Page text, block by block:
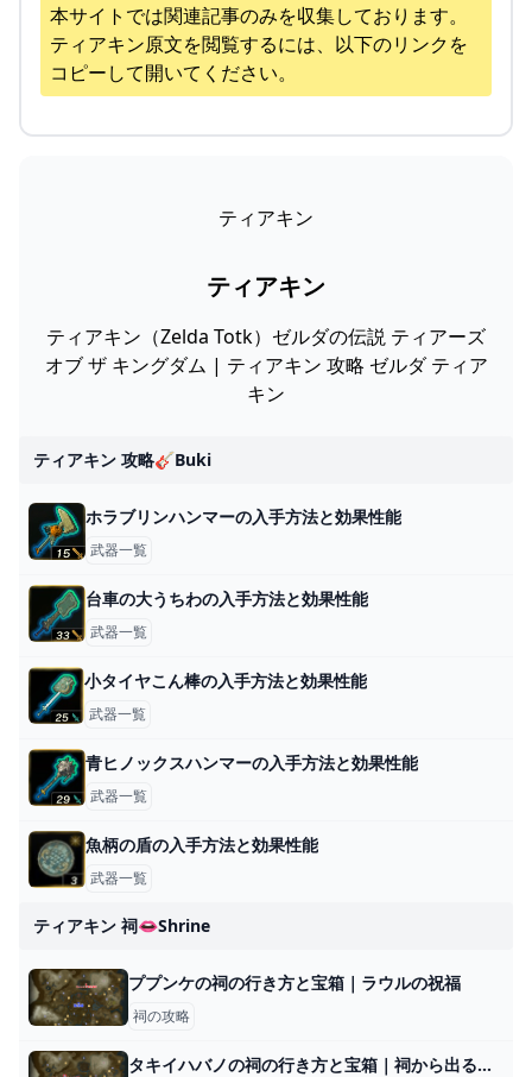
本サイトでは関連記事のみを収集しております。
ティアキン原文を閲覧するには、以下のリンクを
コピーして開いてください。
ティアキン
ティアキン
ティアキン（Zelda Totk）ゼルダの伝説 ティアーズ
オブ ザ キングダム | ティアキン 攻略 ゼルダ ティア
キン
ティアキン 攻略🎸buki
ホラブリンハンマーの入手方法と効果性能
武器一覧
台車の大うちわの入手方法と効果性能
武器一覧
小タイヤこん棒の入手方法と効果性能
武器一覧
青ヒノックスハンマーの入手方法と効果性能
武器一覧
魚柄の盾の入手方法と効果性能
武器一覧
ティアキン 祠👄shrine
ププンケの祠の行き方と宝箱｜ラウルの祝福
祠の攻略
タキイハバノの祠の行き方と宝箱｜祠から出る方法